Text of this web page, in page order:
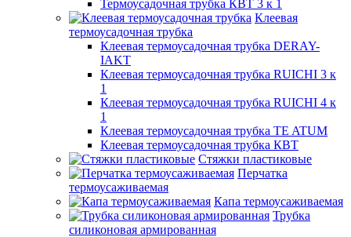
Термоусадочная трубка КВТ 3 к 1
Клеевая
термоусадочная трубка
Клеевая термоусадочная трубка DERAY-
IAKT
Клеевая термоусадочная трубка RUICHI 3 к
1
Клеевая термоусадочная трубка RUICHI 4 к
1
Клеевая термоусадочная трубка TE ATUM
Клеевая термоусадочная трубка КВТ
Стяжки пластиковые
Перчатка
термоусаживаемая
Капа термоусаживаемая
Трубка
силиконовая армированная